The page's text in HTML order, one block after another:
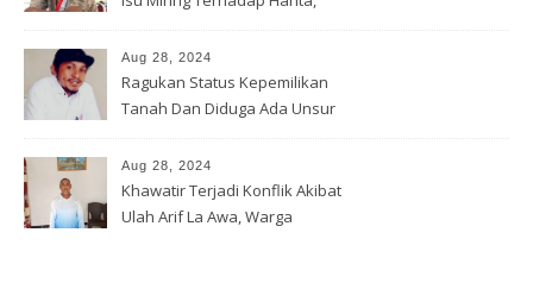
Lahan Warga
Aug 28, 2024
Ragukan Status Kepemilikan
Tanah Dan Diduga Ada Unsur
Korporasi Harita, GPM Halsel
Minta Polres Panggil Dan
Tetapkan Bapak Arif La Awa
Aug 28, 2024
Khawatir Terjadi Konflik Akibat
Ulah Arif La Awa, Warga